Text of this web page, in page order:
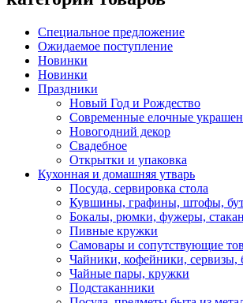
Специальное предложение
Ожидаемое поступление
Новинки
Новинки
Праздники
Новый Год и Рождество
Современные елочные
Новогодний декор
Свадебное
Открытки и упаковка
Кухонная и домашняя утварь
Посуда, сервировка стола
Кувшины, графины, штофы,
Бокалы, рюмки, фужеры,
Пивные кружки
Самовары и сопутствующие
Чайники, кофейники, сервизы,
Чайные пары, кружки
Подстаканники